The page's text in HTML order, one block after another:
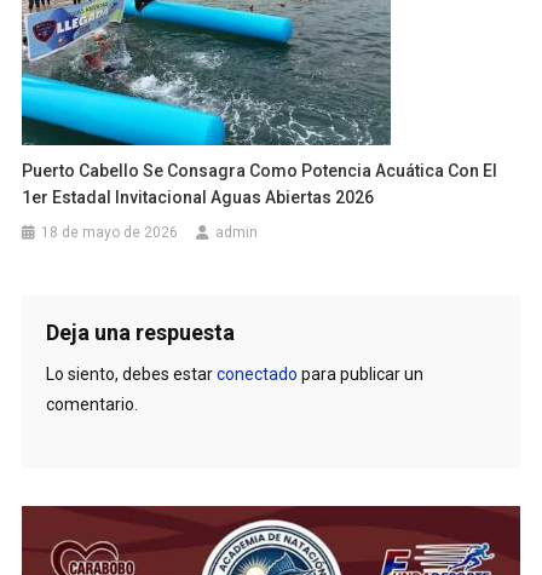
Puerto Cabello Se Consagra Como Potencia Acuática Con El
1er Estadal Invitacional Aguas Abiertas 2026
18 de mayo de 2026 admin
Deja una respuesta
Lo siento, debes estarconectado para publicar un
comentario.